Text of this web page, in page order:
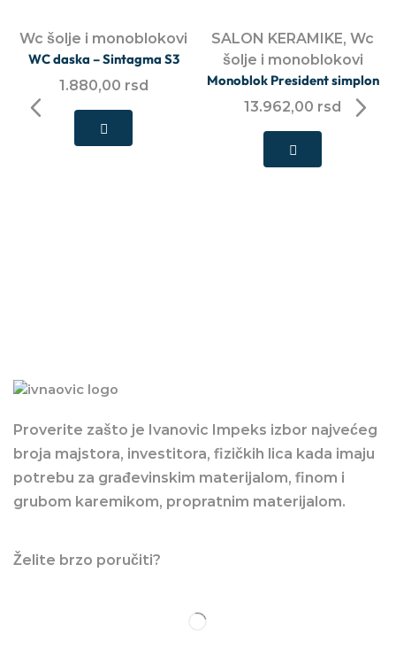
Wc šolje i monoblokovi
WC daska – Sintagma S3
1.880,00 rsd
SALON KERAMIKE, Wc
šolje i monoblokovi
Monoblok President simplon
13.962,00 rsd
Proverite zašto je Ivanovic Impeks izbor najvećeg
broja majstora, investitora, fizičkih lica kada imaju
potrebu za građevinskim materijalom, finom i
grubom karemikom, propratnim materijalom.
Želite brzo poručiti?